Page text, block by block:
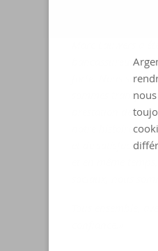
bancassureur
forte. Nous
sommes
prestation de
notre histoire,
et de satisfaction
Tous ensemble,